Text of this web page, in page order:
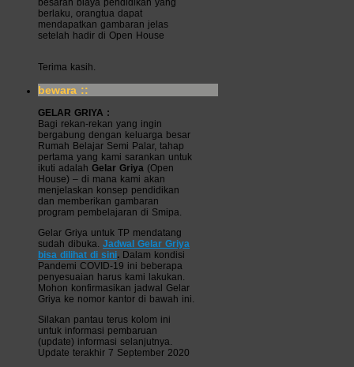
besaran biaya pendidikan yang
berlaku, orangtua dapat
mendapatkan gambaran jelas
setelah hadir di Open House
Terima kasih.
bewara ::
GELAR GRIYA :
Bagi rekan-rekan yang ingin
bergabung dengan keluarga besar
Rumah Belajar Semi Palar, tahap
pertama yang kami sarankan untuk
ikuti adalah Gelar Griya (Open
House) – di mana kami akan
menjelaskan konsep pendidikan
dan memberikan gambaran
program pembelajaran di Smipa.
Gelar Griya untuk TP mendatang
sudah dibuka. Jadwal Gelar Griya
bisa dilihat di sini. Dalam kondisi
Pandemi COVID-19 ini beberapa
penyesuaian harus kami lakukan.
Mohon konfirmasikan jadwal Gelar
Griya ke nomor kantor di bawah ini.
Silakan pantau terus kolom ini
untuk informasi pembaruan
(update) informasi selanjutnya.
Update terakhir 7 September 2020